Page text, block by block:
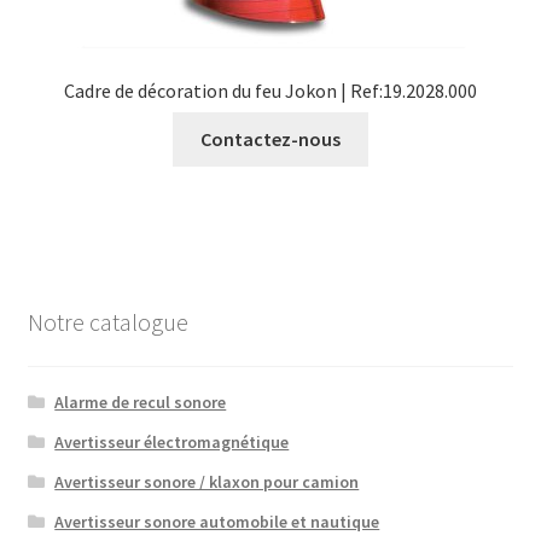
Cadre de décoration du feu Jokon | Ref:19.2028.000
Contactez-nous
Notre catalogue
Alarme de recul sonore
Avertisseur électromagnétique
Avertisseur sonore / klaxon pour camion
Avertisseur sonore automobile et nautique